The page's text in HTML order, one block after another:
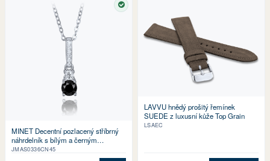
SKLADEM
MINET Decentní pozlacený stříbrný
náhrdelník s bílým a černým
zirkonem
JMAS0336CN45
LAVVU hnědý prošitý řemínek
SUEDE z luxusní kůže Top Grain
LSAEC